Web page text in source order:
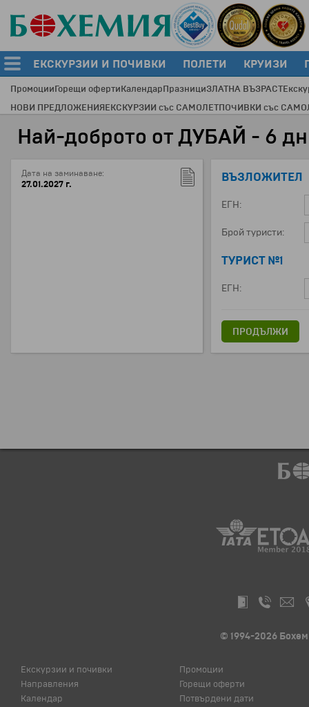
ЕКСКУРЗИИ И ПОЧИВКИ ПОЛЕТИ КРУИЗИ
ПромоцииГорещи офертиКалендарПразнициЗЛАТНА ВЪЗРАСТ
НОВИ ПРЕДЛОЖЕНИЯЕКСКУРЗИИ със САМОЛЕТПОЧИВКИ със
Най-доброто от ДУБАЙ - 6
Дата на заминаване:
27.01.2027 г. ВЪЗЛОЖИТЕЛ
ЕГН:
Брой туристи:
ТУРИСТ №1
ЕГН:
ПРОДЪЛЖИ
© 1994-2026
Екскурзии и почивки
Направления
Календар
Промоции
Горещи оферти
Потвърдени дати